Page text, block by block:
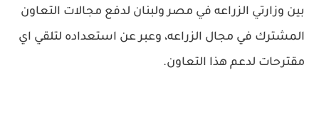
بين وزارتي الزراعه في مصر ولبنان لدفع مجالات التعاون
المشترك في مجال الزراعه، وعبر عن استعداده لتلقي اي
مقترحات لدعم هذا التعاون.